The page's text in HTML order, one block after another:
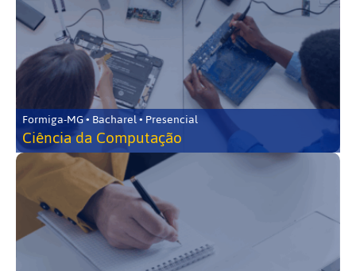
Formiga-MG • Bacharel • Presencial
Ciência da Computação